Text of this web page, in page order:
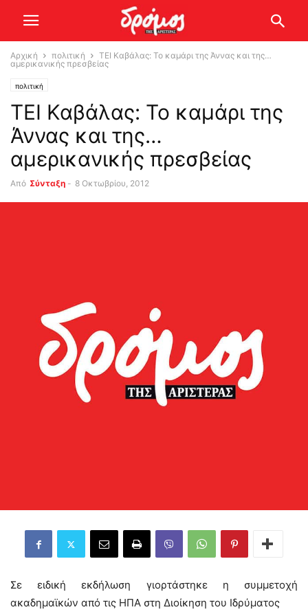
Αρχική πολιτική
ΤΕΙ Καβάλας: Το καμάρι της Άννας και της…
αμερικανικής πρεσβείας
πολιτική
ΤΕΙ Καβάλας: Το καμάρι της
Άννας και της…
αμερικανικής πρεσβείας
Από Σύνταξη - 8 Οκτωβρίου, 2012
Σε ειδική εκδήλωση γιορτάστηκε η συμμετοχή
ακαδημαϊκών από τις ΗΠΑ στη Διοίκηση του Ιδρύματος